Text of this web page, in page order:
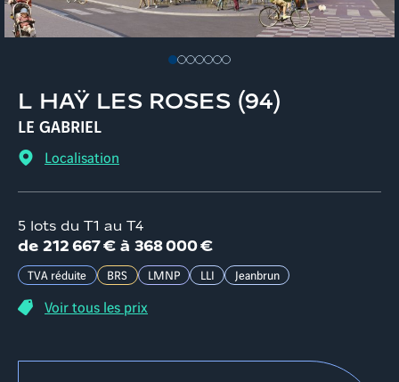
L HAŸ LES ROSES (94)
LE GABRIEL
Localisation
5 lots du T1 au T4
de 212 667 € à 368 000 €
TVA réduite BRS LMNP LLI Jeanbrun
Voir tous les prix